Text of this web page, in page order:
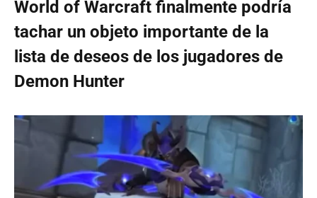
World of Warcraft finalmente podría
tachar un objeto importante de la
lista de deseos de los jugadores de
Demon Hunter